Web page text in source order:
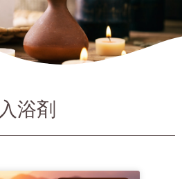
入浴剤